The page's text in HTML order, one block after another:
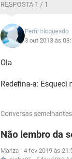
RESPOSTA 1 / 1
Perfil bloqueado
3 out 2013 às
Ola
Redefina-a: Esqueci
Conversas semelhantes
Não lembro da
Mariza - 4 fev 2019 às